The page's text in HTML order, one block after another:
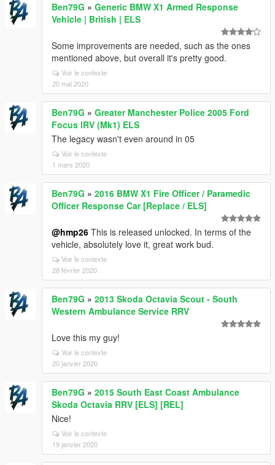
Ben79G » Generic BMW X1 Armed Response
Vehicle | British | ELS
Some improvements are needed, such as the ones
mentioned above, but overall it's pretty good.
Voir le contexte
20 mai 2020
Ben79G » Greater Manchester Police 2005 Ford
Focus IRV (Mk1) ELS
The legacy wasn't even around in 05
Voir le contexte
1 mars 2020
Ben79G » 2016 BMW X1 Fire Officer / Paramedic
Officer Response Car [Replace / ELS]
@hmp26 This is released unlocked. In terms of the
vehicle, absolutely love it, great work bud.
Voir le contexte
28 février 2020
Ben79G » 2013 Skoda Octavia Scout - South
Western Ambulance Service RRV
Love this my guy!
Voir le contexte
20 janvier 2020
Ben79G » 2015 South East Coast Ambulance
Skoda Octavia RRV [ELS] [REL]
Nice!
Voir le contexte
19 janvier 2020